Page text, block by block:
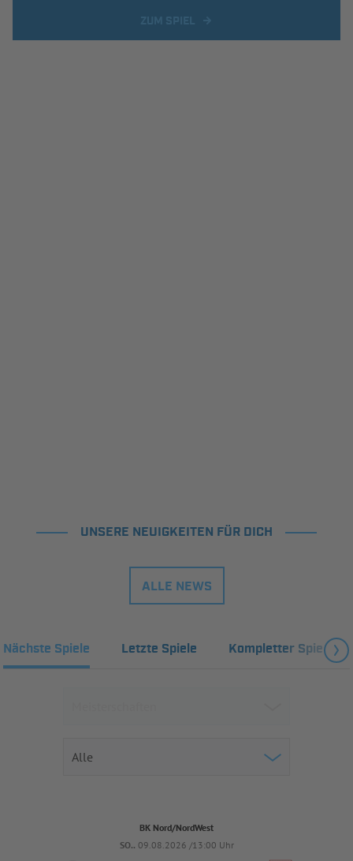
UNSERE NEUIGKEITEN FÜR DICH
ALLE NEWS
Nächste Spiele Letzte Spiele Kompletter Spielplan
BK Nord/NordWest
SO.. 09.08.2026 /13:00 Uhr